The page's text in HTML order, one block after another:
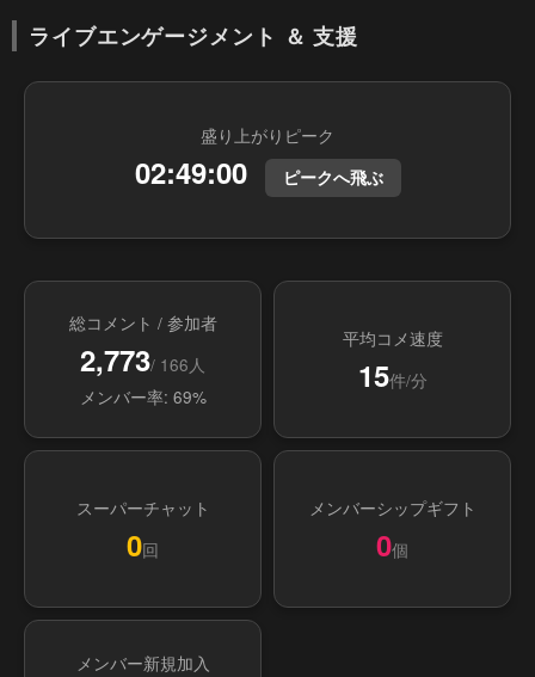
ライブエンゲージメント ＆ 支援
盛り上がりピーク
02:49:00 ピークへ飛ぶ
総コメント / 参加者
2,773/ 166人
メンバー率: 69%
平均コメ速度
15件/分
スーパーチャット
0回
メンバーシップギフト
0個
メンバー新規加入